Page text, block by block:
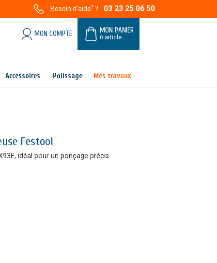
Besoin d'aide* ? 03 23 25 06 50
MON PANIER
0 article
MON COMPTE
Accessoires Polissage Mes travaux
Festool
idéal pour un ponçage précis